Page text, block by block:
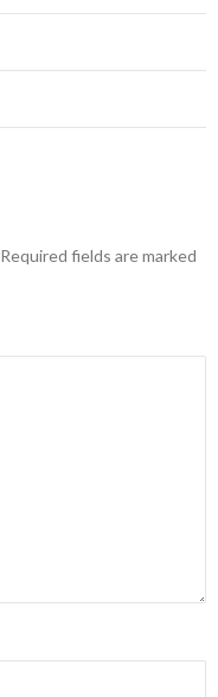
Required fields are marked